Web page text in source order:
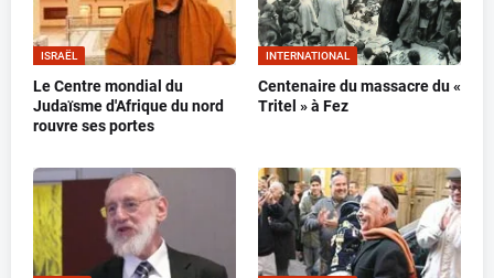
ISRAËL
Le Centre mondial du
Judaïsme d'Afrique du nord
rouvre ses portes
INTERNATIONAL
Centenaire du massacre du «
Tritel » à Fez